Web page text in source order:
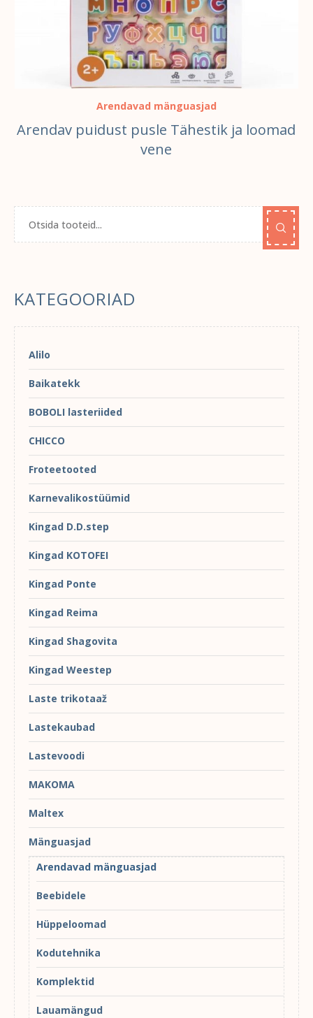
Arendavad mänguasjad
Arendav puidust pusle Tähestik ja loomad
vene
KATEGOORIAD
Alilo
Baikatekk
BOBOLI lasteriided
CHICCO
Froteetooted
Karnevalikostüümid
Kingad D.D.step
Kingad KOTOFEI
Kingad Ponte
Kingad Reima
Kingad Shagovita
Kingad Weestep
Laste trikotaaž
Lastekaubad
Lastevoodi
MAKOMA
Maltex
Mänguasjad
Arendavad mänguasjad
Beebidele
Hüppeloomad
Kodutehnika
Komplektid
Lauamängud